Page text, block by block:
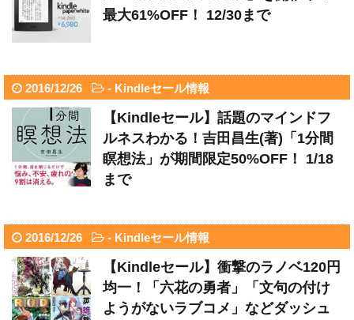
最大61%OFF！ 12/30まで
2016/12/26 - Kindleセール情報
【Kindleセール】話題のマインドフ
ルネスわかる！吉田昌生(著)「1分間
瞑想法」が期間限定50%OFF！ 1/18
まで
2016/12/26 - Kindleセール情報
【Kindleセール】衝撃のラノベ120円
均一！「六花の勇者」「文句の付け
ようがないラブコメ」などダッシュ